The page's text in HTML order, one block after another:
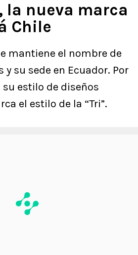
la nueva marca
Chile
mantiene el nombre de
su sede en Ecuador. Por
estilo de diseños
el estilo de la “Tri”.